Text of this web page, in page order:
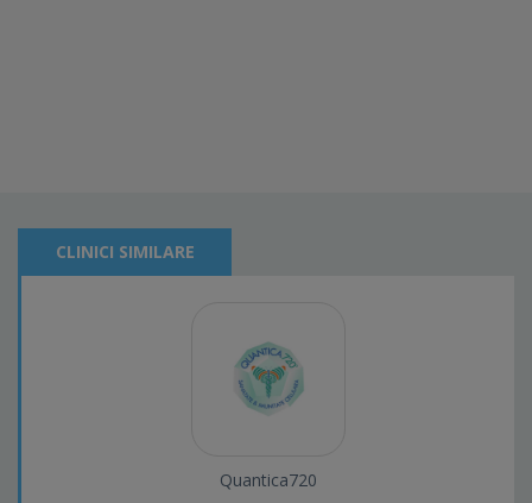
CLINICI SIMILARE
Quantica720